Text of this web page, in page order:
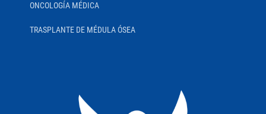
ONCOLOGÍA MÉDICA
TRASPLANTE DE MÉDULA ÓSEA